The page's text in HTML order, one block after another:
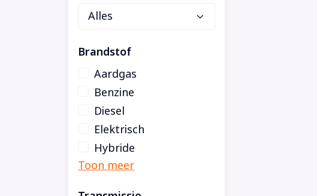
Brandstof
Aardgas
Benzine
Diesel
Elektrisch
Hybride